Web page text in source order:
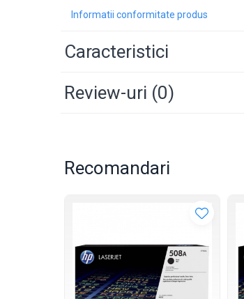
Informatii conformitate produs
Caracteristici
Review-uri (0)
Recomandari